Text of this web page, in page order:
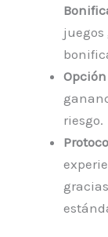
juegos
riesgo.